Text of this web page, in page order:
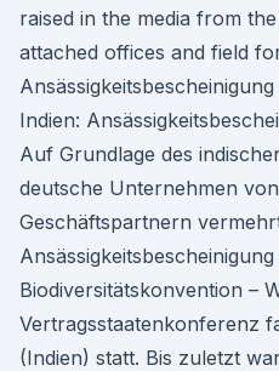
raised in the media from
attached offices and field
Indien:
Auf Grundlage des
deutsche Unternehmen
Geschäftspartnern
Biodiversitätskonvention –
Vertragsstaatenkonferenz
(Indien) statt. Bis zuletzt